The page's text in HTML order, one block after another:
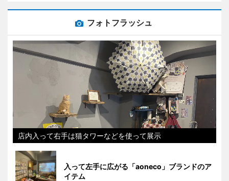
フォトフラッシュ
店内入って右手は猫タワーなどを使って展示
入って左手に広がる「aoneco」ブランドのア
イテム